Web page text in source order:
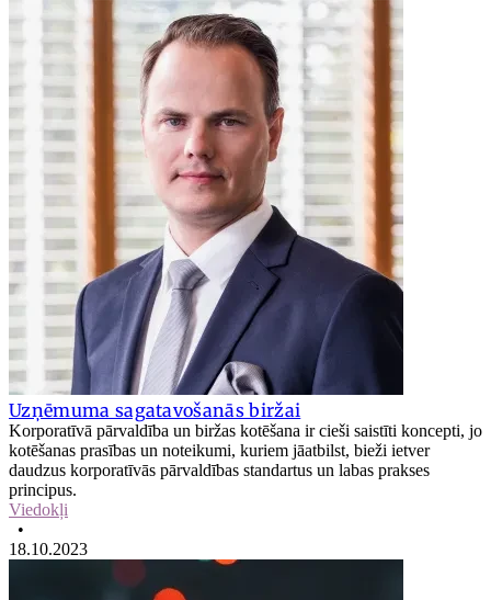
Uzņēmuma sagatavošanās biržai
Korporatīvā pārvaldība un biržas kotēšana ir cieši saistīti koncepti, jo
kotēšanas prasības un noteikumi, kuriem jāatbilst, bieži ietver
daudzus korporatīvās pārvaldības standartus un labas prakses
principus.
Viedokļi
•
18.10.2023